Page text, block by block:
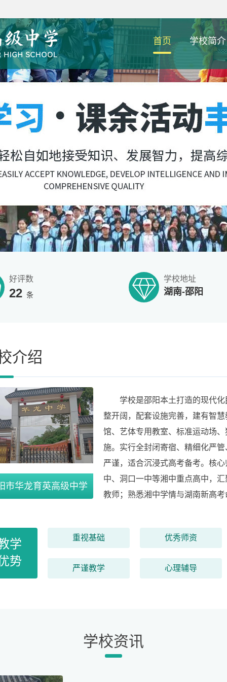
首页 学校简介
好评数
22 条
学校地址
湖南-邵阳
介绍
市华龙育英高级中学
学校是邵阳本土打造的现代化
整开阔，配套设施完善，建有智
馆、艺体专用教室、标准运动场
施。实行全封闭寄宿、精细化严
严谨，适合沉浸式高考备考。核
中、洞口一中等湘中重点高中，
教师；熟悉湘中学情与湖南新高
学
势
重视基础 优秀师资
严谨教学 心理辅导
学校资讯